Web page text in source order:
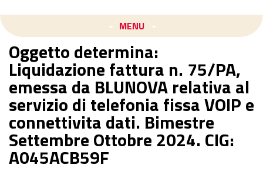
MENU
Oggetto determina:
Liquidazione fattura n. 75/PA,
emessa da BLUNOVA relativa al
servizio di telefonia fissa VOIP e
connettivita dati. Bimestre
Settembre Ottobre 2024. CIG:
A045ACB59F